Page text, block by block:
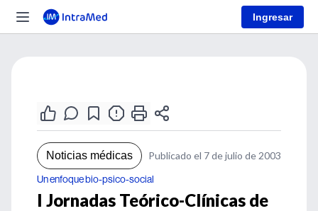
Ingresar
Noticias médicas Publicado el 7 de julio de 2003
Un enfoque bio-psico-social
I Jornadas Teórico-Clínicas de